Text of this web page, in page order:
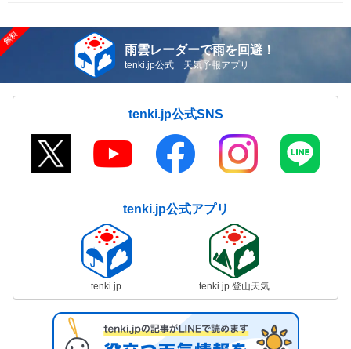
雨雲レーダーで雨を回避！
tenki.jp公式 天気予報アプリ
tenki.jp公式SNS
tenki.jp公式アプリ
tenki.jp tenki.jp 登山天気